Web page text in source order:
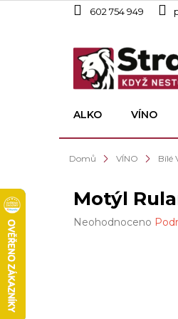
602 754 949
ALKO VÍNO
Domů VÍNO Bílé
Motýl
Průměrné
Neohodnoceno